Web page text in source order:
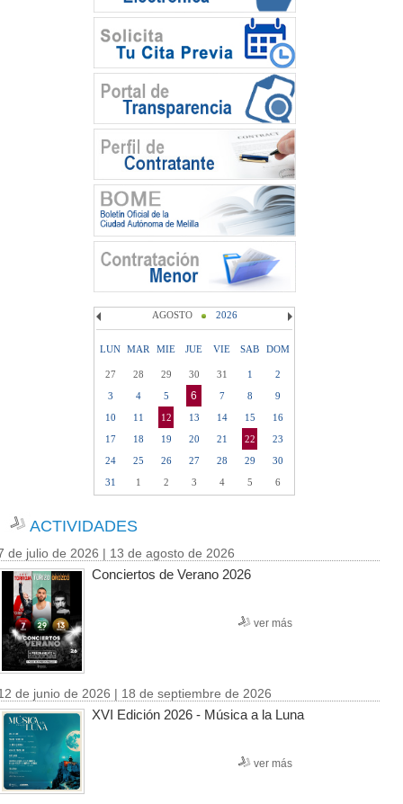
AGOSTO 2026
LUN MAR MIE JUE VIE SAB DOM
27 28 29 30 31 1
2
3
4 5 6 7 8
9
10
11 12 13 14 15
16
17
18 19 20 21 22
23
24
25 26 27 28 29
30
31
1 2 3 4 5 6
ACTIVIDADES
de julio de 2026 | 13 de agosto de 2026
Conciertos de Verano 2026
ver más
de junio de 2026 | 18 de septiembre de 2026
XVI Edición 2026 - Música a la Luna
ver más